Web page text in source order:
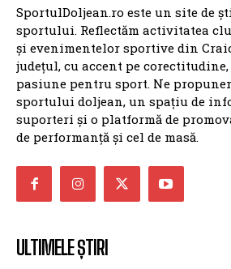
SportulDoljean.ro este un site de
sportului. Reflectăm activitatea
și evenimentelor sportive din
județul, cu accent pe
pasiune pentru sport. Ne
sportului doljean, un spațiu de
suporteri și o platformă de
de performanță și cel de masă.
ULTIMELE ȘTIRI